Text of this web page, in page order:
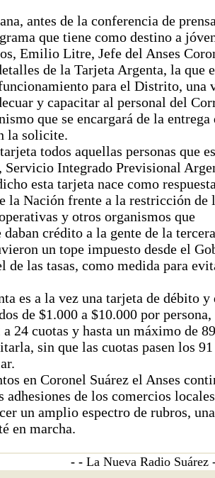
antes de la conferencia de
que tiene como destino a
Emilio Litre, Jefe del Anses
de la Tarjeta Argenta, la que
para el Distrito, una
y capacitar al personal del
que se encargará de la entrega
la solicite.
todos aquellas personas que
Servicio Integrado Previsional
esta tarjeta nace como
la Nación frente a la restricción de
y otros organismos que
crédito a la gente de la
un tope impuesto desde el
de las tasas, como medida para
es a la vez una tarjeta de débito y
de $1.000 a $10.000 por persona,
a 24 cuotas y hasta un máximo de
sin que las cuotas pasen los 91
en Coronel Suárez el Anses
adhesiones de los comercios
un amplio espectro de rubros,
en marcha.
- - La Nueva Radio